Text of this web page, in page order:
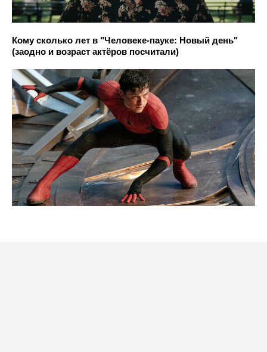
Кому сколько лет в "Человеке-пауке: Новый день"
(заодно и возраст актёров посчитали)